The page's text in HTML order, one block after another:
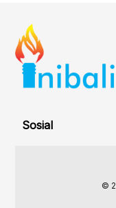
Sosial
©